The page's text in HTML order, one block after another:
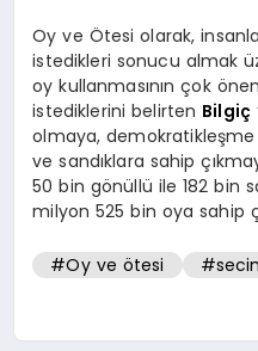
Oy ve Ötesi olarak,
istedikleri sonucu almak
oy kullanmasının çok
istediklerini belirten Bilgiç
olmaya,
ve sandıklara sahip
50 bin gönüllü ile 182 bin
milyon 525 bin oya sahip
#Oy ve ötesi